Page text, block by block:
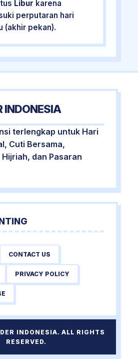
Libur karena
perputaran hari
(akhir pekan).
INDONESIA
terlengkap untuk Hari
Cuti Bersama,
dan Pasaran
CONTACT US
PRIVACY POLICY
INDONESIA. ALL RIGHTS
RESERVED.